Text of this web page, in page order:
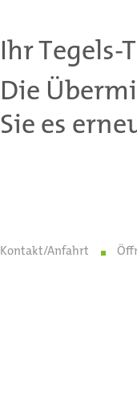
Ihr Tegels-
Die
Sie es
Kontakt/Anfahrt